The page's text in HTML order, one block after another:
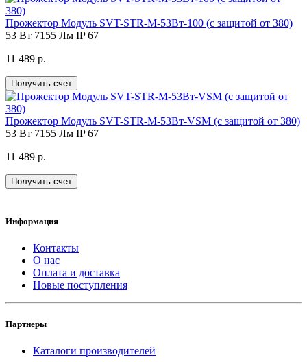
Прожектор Модуль SVT-STR-M-53Вт-100 (с защитой от 380)
53 Вт 7155 Лм IP 67
11 489 р.
Получить счет
Прожектор Модуль SVT-STR-M-53Вт-VSM (с защитой от 380)
53 Вт 7155 Лм IP 67
11 489 р.
Получить счет
Информация
Контакты
О нас
Оплата и доставка
Новые поступления
Партнеры
Каталоги производителей